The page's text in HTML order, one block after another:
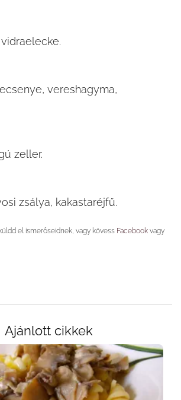
vereshagyma,
zeller.
zsálya, kakastaréjfű.
el ismerőseidnek, vagy kövess Facebook vagy
Ajánlott cikkek